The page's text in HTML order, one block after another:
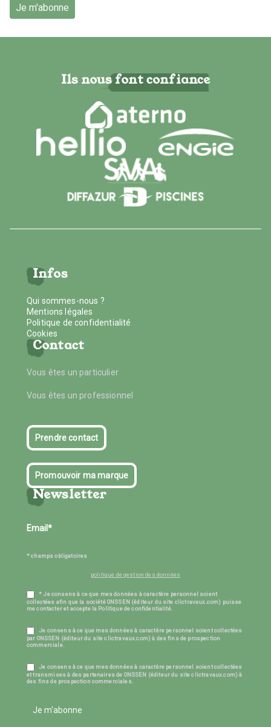
Je m'abonne
Ils nous font confiance
Infos
Qui sommes-nous ?
Mentions légales
Politique de confidentialité
Cookies
Contact
Vous êtes un particulier
Vous êtes un professionnel
Prendre contact
Promouvoir ma marque
Newsletter
* champs obligatoires
politique de gestion des données
* Je consens à ce que mes données à caractère personnel soient
collectées afin que la société ONSSEN (éditeur du site clictravaux.com) puisse
me contacter et accepte la Politique de confidentialité.
Je consens à ce que mes données à caractère personnel soient collectées
par ONSSEN (éditeur du site clictravaux.com) à des fins de prospection
commerciale.
Je consens à ce que mes données à caractère personnel soient collectées
et transmises à des partenaires de ONSSEN (éditeur du site clictravaux.com) à
des fins de prospection commerciales.
Je m'abonne